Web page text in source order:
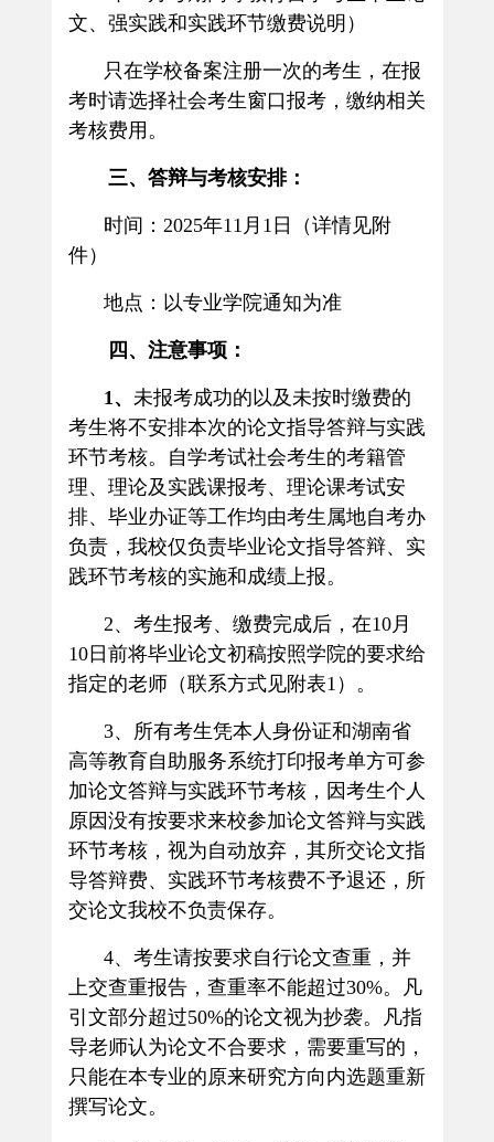
文、强实践和实践环节缴费说明）
只在学校备案注册一次的考生，在报
考时请选择社会考生窗口报考，缴纳相关
考核费用。
三、答辩与考核安排：
时间： 2025年11 月 1 日（详情见附
件）
地点：以专业学院通知为准
四、注意事项：
1、 未报考成功的以及未按时缴费的
考生将不安排本次的论文指导答辩与实践
环节考核。自学考试社会考生的考籍管
理、理论及实践课报考、理论课考试安
排、毕业办证等工作均由考生属地自考办
负责， 我校仅负责毕业论文指导答辩、实
践环节考核的实施和成绩上报。
2、考生报考、缴费完成后，在10月
10日前将毕业论文初稿按照学院的要求给
指定的老师（联系方式见附表1 ） 。
3、所有考生凭本人身份证和湖南省
高等教育自助服务系统打印报考单方可参
加论文答辩与实践环节考核，因考生个人
原因没有按要求来校参加论文答辩与实践
环节考核，视为自动放弃，其所交论文指
导答辩费、实践环节考核费不予退还，所
交论文我校不负责保存。
4、考生请按要求自行论文查重，并
上交查重报告，查重率不能超过30%。凡
引文部分超过50%的论文视为抄袭。凡指
导老师认为论文不合要求，需要重写的，
只能在本专业的原来研究方向内选题重新
撰写论文。